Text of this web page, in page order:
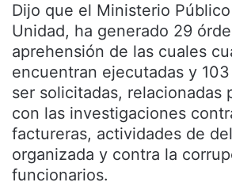
Dijo que el Ministerio
Unidad, ha generado 29
aprehensión de las cuales
encuentran ejecutadas y
ser solicitadas, relacionadas
con las investigaciones
factureras, actividades de
organizada y contra la
funcionarios.